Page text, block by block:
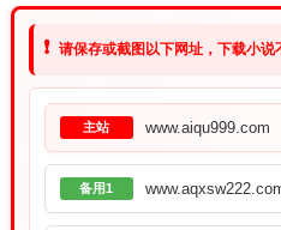
❗ 请保存或截图以下网址，下载小说
主站 www.aiqu999.com
备用1